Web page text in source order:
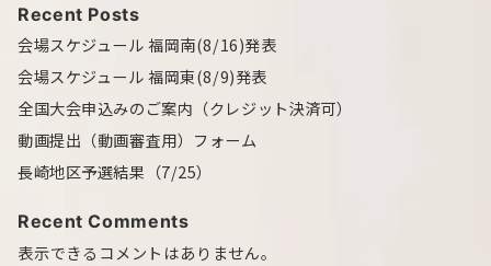
Recent Posts
会場スケジュール 福岡南(8/16)発表
会場スケジュール 福岡東(8/9)発表
全国大会申込みのご案内（クレジット決済可）
動画提出（動画審査用）フォーム
長崎地区予選結果（7/25）
Recent Comments
表示できるコメントはありません。